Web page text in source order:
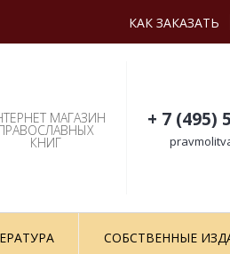
КАК ЗАКАЗАТЬ
МАГАЗИН
КНИГ
+ 7 (495)
СОБСТВЕННЫЕ